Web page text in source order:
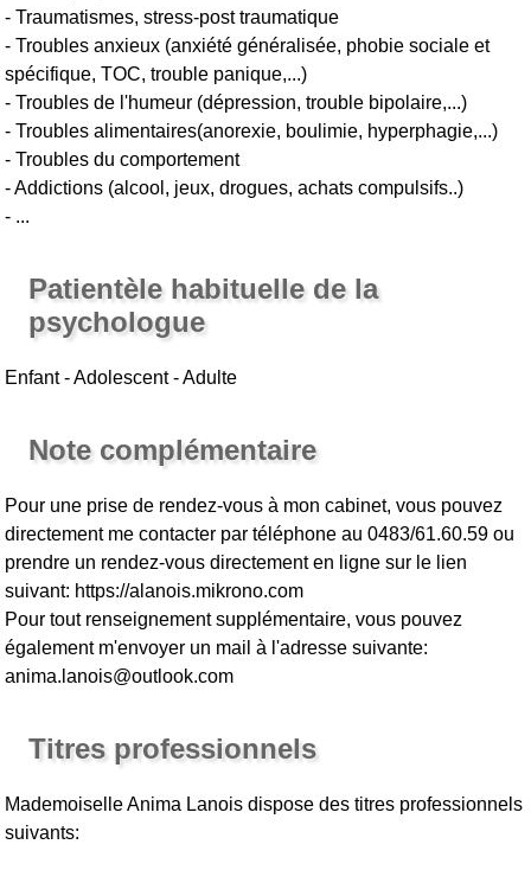
- Traumatismes, stress-post traumatique
- Troubles anxieux (anxiété généralisée, phobie sociale et
spécifique, TOC, trouble panique,...)
- Troubles de l'humeur (dépression, trouble bipolaire,...)
- Troubles alimentaires(anorexie, boulimie, hyperphagie,...)
- Troubles du comportement
- Addictions (alcool, jeux, drogues, achats compulsifs..)
- ...
Patientèle habituelle de la
psychologue
Enfant - Adolescent - Adulte
Note complémentaire
Pour une prise de rendez-vous à mon cabinet, vous pouvez
directement me contacter par téléphone au 0483/61.60.59 ou
prendre un rendez-vous directement en ligne sur le lien
suivant: https://alanois.mikrono.com
Pour tout renseignement supplémentaire, vous pouvez
également m'envoyer un mail à l'adresse suivante:
anima.lanois@outlook.com
Titres professionnels
Mademoiselle Anima Lanois dispose des titres professionnels
suivants: